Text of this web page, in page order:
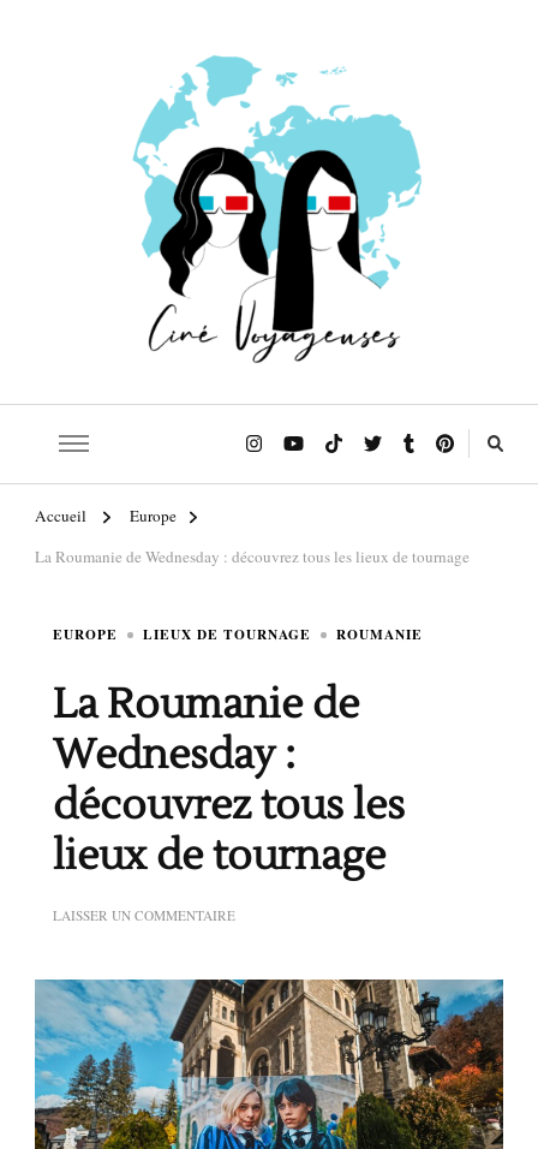
Accueil
Europe
La Roumanie de Wednesday : découvrez tous les lieux de tournage
EUROPE LIEUX DE TOURNAGE ROUMANIE
La Roumanie de
Wednesday :
découvrez tous les
lieux de tournage
LAISSER UN COMMENTAIRESUR
WEDNESDAY
:
DÉCOUVREZ
TOUS
LES
LIEUX
DE
TOURNAGE